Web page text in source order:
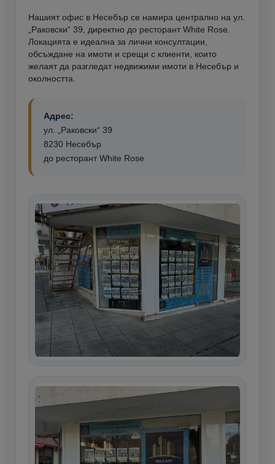
Нашият офис в Несебър се намира централно на ул.
„Раковски“ 39, директно до ресторант White Rose.
Локацията е идеална за лични консултации,
обсъждане на имоти и срещи с клиенти, които
желаят да разгледат недвижими имоти в Несебър и
околността.
Адрес:
ул. „Раковски“ 39
8230 Несебър
до ресторант White Rose